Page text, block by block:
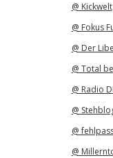
@ Kickwelt
@ Fokus
@ Der
@ Total
@ Radio
@
@
@